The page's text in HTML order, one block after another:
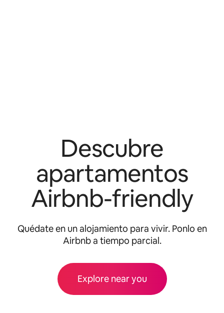
Descubre
apartamentos
Airbnb-friendly
Quédate en un alojamiento para vivir. Ponlo en
Airbnb a tiempo parcial.
Explore near you